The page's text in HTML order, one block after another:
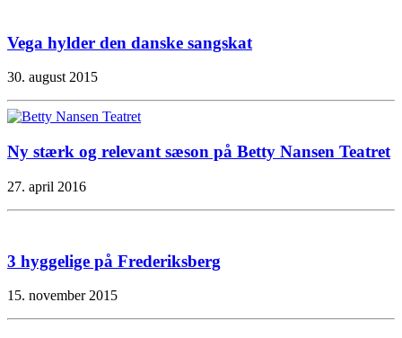
Vega hylder den danske sangskat
30. august 2015
Ny stærk og relevant sæson på Betty Nansen Teatret
27. april 2016
3 hyggelige på Frederiksberg
15. november 2015